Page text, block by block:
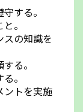
する。
。
の知識を
る。
。
トを実施